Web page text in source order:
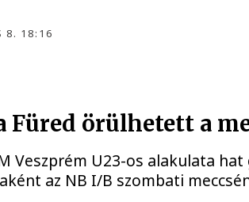
8. 18:16
Füred örülhetett a
Veszprém U23-os alakulata
az NB I/B szombati